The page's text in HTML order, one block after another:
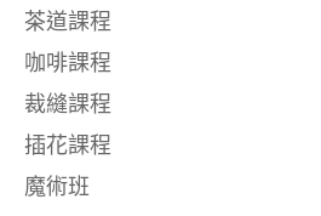
茶道課程
咖啡課程
裁縫課程
插花課程
魔術班